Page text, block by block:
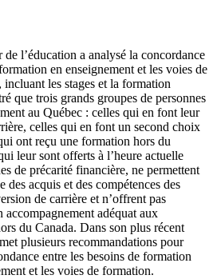
l’éducation a analysé la concordance
en enseignement et les voies de
les stages et la formation
que trois grands groupes de personnes
au Québec : celles qui en font leur
celles qui en font un second choix
ont reçu une formation hors du
leur sont offerts à l’heure actuelle
de précarité financière, ne permettent
des acquis et des compétences des
de carrière et n’offrent pas
accompagnement adéquat aux
du Canada. Dans son plus récent
plusieurs recommandations pour
entre les besoins de formation
et les voies de formation.